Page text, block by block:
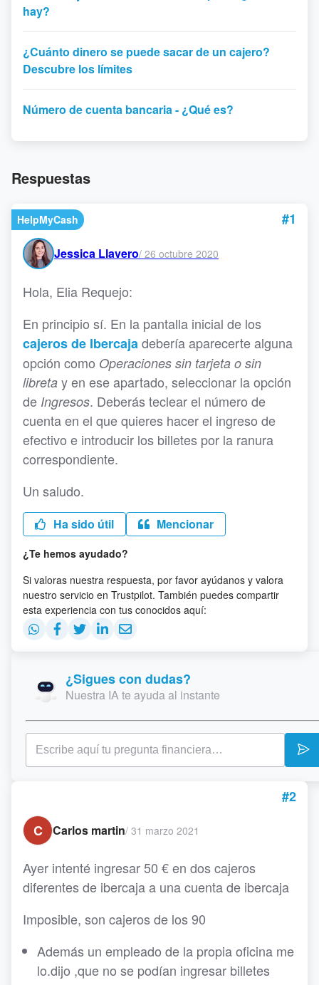
hay?
¿Cuánto dinero se puede sacar de un cajero?
Descubre los límites
Número de cuenta bancaria - ¿Qué es?
Respuestas
HelpMyCash #1
Jessica Llavero/ 26 octubre 2020
Hola, Elia Requejo:
En principio sí. En la pantalla inicial de los
cajeros de Ibercajadebería aparecerte alguna
opción como Operaciones sin tarjeta o sin
libreta y en ese apartado, seleccionar la opción
de Ingresos. Deberás teclear el número de
cuenta en el que quieres hacer el ingreso de
efectivo e introducir los billetes por la ranura
correspondiente.
Un saludo.
Ha sido útil Mencionar
¿Te hemos ayudado?
Si valoras nuestra respuesta, por favor ayúdanos y valora
nuestro servicio en Trustpilot. También puedes compartir
esta experiencia con tus conocidos aquí:
¿Sigues con dudas?
Nuestra IA te ayuda al instante
#2
C
Carlos martin/ 31 marzo 2021
Ayer intenté ingresar 50 € en dos cajeros
diferentes de ibercaja a una cuenta de ibercaja
Imposible, son cajeros de los 90
Además un empleado de la propia oficina me
lo.dijo ,que no se podían ingresar billetes